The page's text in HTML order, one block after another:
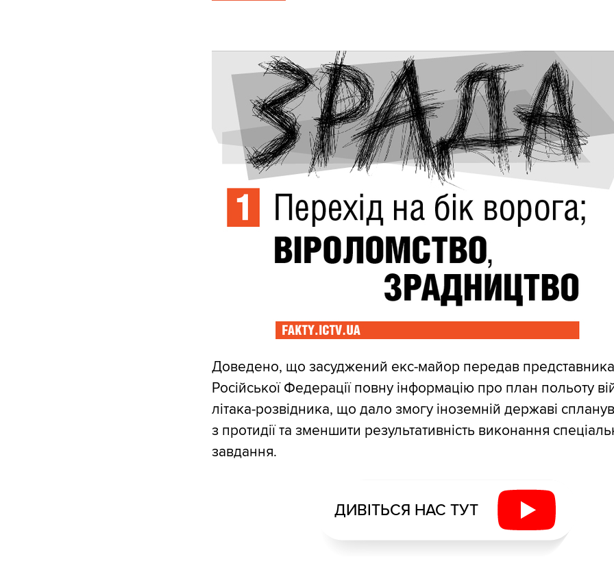
Доведено, що засуджений екс-майор передав
Російської Федерації повну інформацію про план польоту
літака-розвідника, що дало змогу іноземній державі
з протидії та зменшити результативність виконання
завдання.
ДИВІТЬСЯ НАС ТУТ